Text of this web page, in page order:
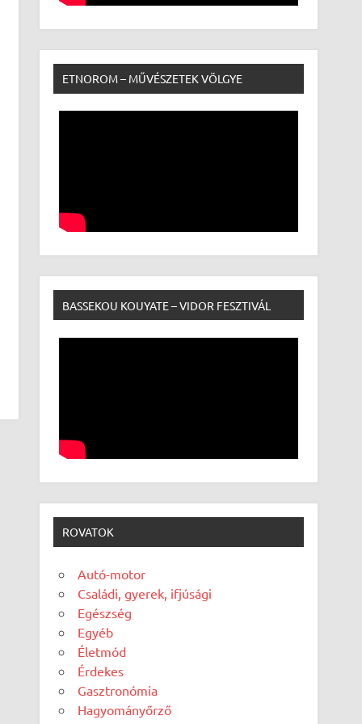
ETNOROM – MŰVÉSZETEK VÖLGYE
BASSEKOU KOUYATE – VIDOR FESZTIVÁL
ROVATOK
Autó-motor
Családi, gyerek, ifjúsági
Egészség
Egyéb
Életmód
Érdekes
Gasztronómia
Hagyományőrző